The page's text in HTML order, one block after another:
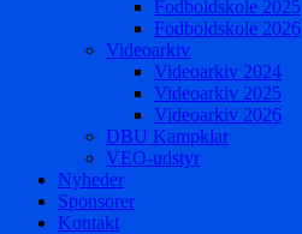
Fodboldskole 2025
Fodboldskole 2026
Videoarkiv
Videoarkiv 2024
Videoarkiv 2025
Videoarkiv 2026
DBU Kampklar
VEO-udstyr
Nyheder
Sponsorer
Kontakt